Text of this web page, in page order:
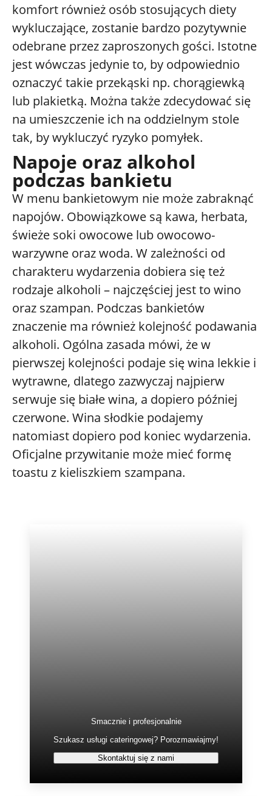
komfort również osób stosujących diety
wykluczające, zostanie bardzo pozytywnie
odebrane przez zaproszonych gości. Istotne
jest wówczas jedynie to, by odpowiednio
oznaczyć takie przekąski np. chorągiewką
lub plakietką. Można także zdecydować się
na umieszczenie ich na oddzielnym stole
tak, by wykluczyć ryzyko pomyłek.
Napoje oraz alkohol
podczas bankietu
W menu bankietowym nie może zabraknąć
napojów. Obowiązkowe są kawa, herbata,
świeże soki owocowe lub owocowo-
warzywne oraz woda. W zależności od
charakteru wydarzenia dobiera się też
rodzaje alkoholi – najczęściej jest to wino
oraz szampan. Podczas bankietów
znaczenie ma również kolejność podawania
alkoholi. Ogólna zasada mówi, że w
pierwszej kolejności podaje się wina lekkie i
wytrawne, dlatego zazwyczaj najpierw
serwuje się białe wina, a dopiero później
czerwone. Wina słodkie podajemy
natomiast dopiero pod koniec wydarzenia.
Oficjalne przywitanie może mieć formę
toastu z kieliszkiem szampana.
Smacznie i profesjonalnie
Szukasz usługi cateringowej? Porozmawiajmy!
Skontaktuj się z nami